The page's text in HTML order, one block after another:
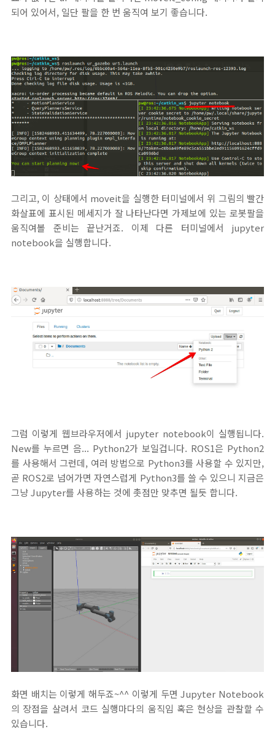
되어 있어서, 일단 팔을 한 번 움직여 보기 좋습니다.
그리고, 이 상태에서 moveit을 실행한 터미널에서 위 그림의 빨간
화살표에 표시된 메세지가 잘 나타난다면 가제보에 있는 로봇팔을
움직여볼 준비는 끝난거죠. 이제 다른 터미널에서 jupyter
notebook을 실행합니다.
그럼 이렇게 웹브라우저에서 jupyter notebook이 실행됩니다.
New를 누르면 음... Python2가 보일겁니다. ROS1은 Python2
를 사용해서 그런데, 여러 방법으로 Python3를 사용할 수 있지만,
곧 ROS2로 넘어가면 자연스럽게 Python3를 쓸 수 있으니 지금은
그냥 Jupyter를 사용하는 것에 촛점만 맞추면 될듯 합니다.
화면 배치는 이렇게 해두죠~^^ 이렇게 두면 Jupyter Notebook
의 장점을 살려서 코드 실행마다의 움직임 혹은 현상을 관찰할 수
있습니다.